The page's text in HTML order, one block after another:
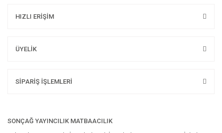
HIZLI ERİŞİM
ÜYELİK
SİPARİŞ İŞLEMLERİ
SONÇAĞ YAYINCILIK MATBAACILIK